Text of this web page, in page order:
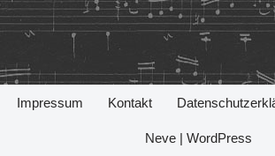
Impressum Kontakt
Neve| WordPress